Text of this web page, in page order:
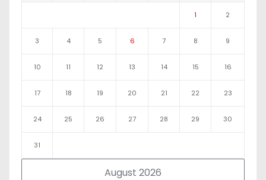
August 2026
1 2
3 4 5 6 7 8 9
10 11 12 13 14 15 16
17 18 19 20 21 22 23
24 25 26 27 28 29 30
31